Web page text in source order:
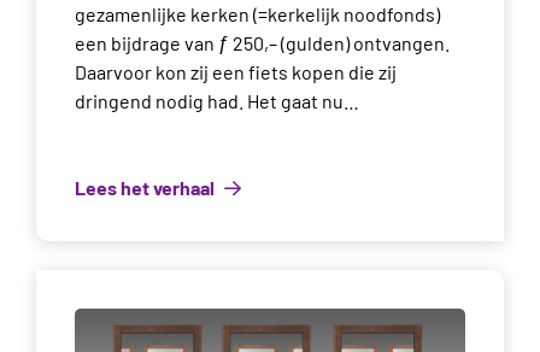
gezamenlijke kerken (=kerkelijk noodfonds)
een bijdrage van ƒ 250,– (gulden) ontvangen.
Daarvoor kon zij een fiets kopen die zij
dringend nodig had. Het gaat nu…
Lees het verhaal